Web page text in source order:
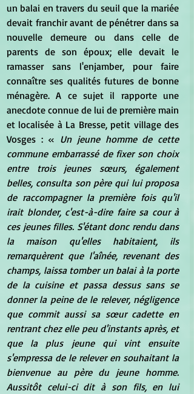
un balai en travers du seuil que la mariée
devait franchir avant de pénétrer dans sa
nouvelle demeure ou dans celle de
parents de son époux; elle devait le
ramasser sans l'enjamber, pour faire
connaître ses qualités futures de bonne
ménagère. A ce sujet il rapporte une
anecdote connue de lui de première main
et localisée à La Bresse, petit village des
Vosges : « Un jeune homme de cette
commune embarrassé de fixer son choix
entre trois jeunes sœurs, également
belles, consulta son père qui lui proposa
de raccompagner la première fois qu'il
irait blonder, c'est-à-dire faire sa cour à
ces jeunes filles. S'étant donc rendu dans
la maison qu'elles habitaient, ils
remarquèrent que l'aînée, revenant des
champs, laissa tomber un balai à la porte
de la cuisine et passa dessus sans se
donner la peine de le relever, négligence
que commit aussi sa sœur cadette en
rentrant chez elle peu d'instants après, et
que la plus jeune qui vint ensuite
s'empressa de le relever en souhaitant la
bienvenue au père du jeune homme.
Aussitôt celui-ci dit à son fils, en lui